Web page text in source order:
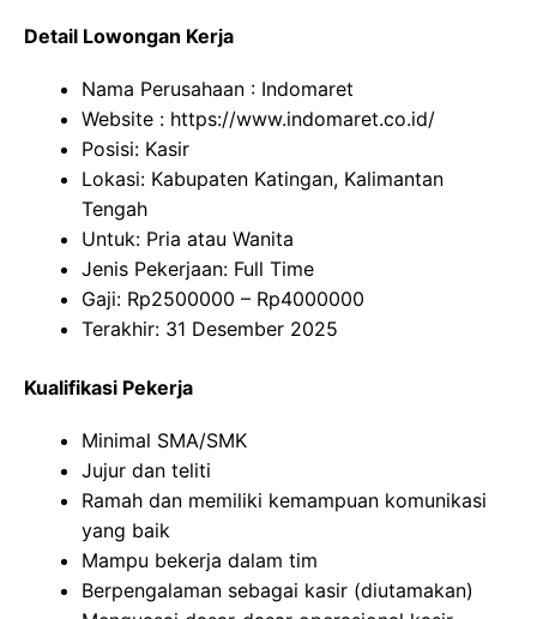
Detail Lowongan Kerja
Nama Perusahaan : Indomaret
Website : https://www.indomaret.co.id/
Posisi: Kasir
Lokasi: Kabupaten Katingan, Kalimantan
Tengah
Untuk: Pria atau Wanita
Jenis Pekerjaan: Full Time
Gaji: Rp2500000 – Rp4000000
Terakhir: 31 Desember 2025
Kualifikasi Pekerja
Minimal SMA/SMK
Jujur dan teliti
Ramah dan memiliki kemampuan komunikasi
yang baik
Mampu bekerja dalam tim
Berpengalaman sebagai kasir (diutamakan)